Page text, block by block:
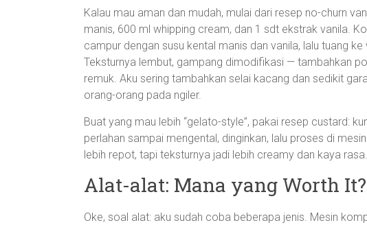
Kalau mau aman dan mudah, mulai dari resep no-churn
manis, 600 ml whipping cream, dan 1 sdt ekstrak vanila.
campur dengan susu kental manis dan vanila, lalu tuang
Teksturnya lembut, gampang dimodifikasi — tambahkan
remuk. Aku sering tambahkan selai kacang dan sedikit
orang-orang pada ngiler.
Buat yang mau lebih “gelato-style”, pakai resep custard:
perlahan sampai mengental, dinginkan, lalu proses di
lebih repot, tapi teksturnya jadi lebih creamy dan kaya rasa.
Alat-alat: Mana yang Worth It?
Oke, soal alat: aku sudah coba beberapa jenis. Mesin